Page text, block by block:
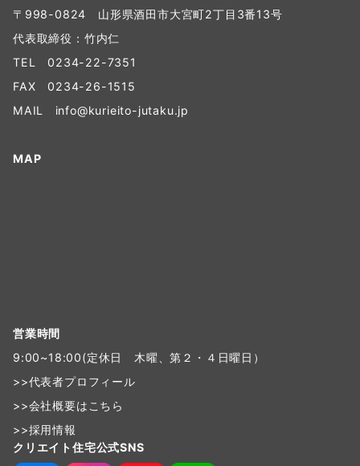
〒998-0824 山形県酒田市大宮町2丁目3番13号
代表取締役：竹内仁
TEL 0234-22-7351
FAX 0234-26-1515
MAIL info@kurieito-jutaku.jp
MAP
営業時間
9:00~18:00(定休日 木曜、第２・４日曜日）
>>代表者プロフィール
>>会社概要はこちら
>>採用情報
クリエイト住宅公式SNS